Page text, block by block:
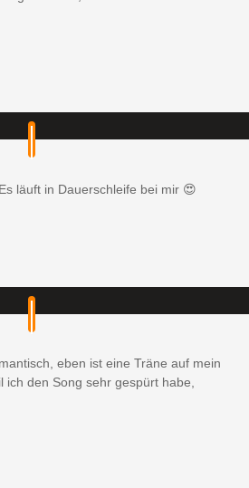
läuft in Dauerschleife bei mir 😍
eben ist eine Träne auf mein
ich den Song sehr gespürt habe,